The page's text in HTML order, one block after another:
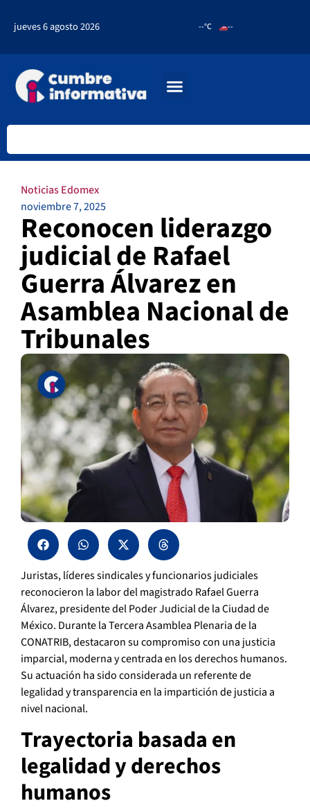
jueves 6 agosto 2026 --°C --
Noticias Edomex
noviembre 7, 2025
Reconocen liderazgo
judicial de Rafael
Guerra Álvarez en
Asamblea Nacional de
Tribunales
Juristas, líderes sindicales y funcionarios judiciales
reconocieron la labor del magistrado Rafael Guerra
Álvarez, presidente del Poder Judicial de la Ciudad de
México. Durante la Tercera Asamblea Plenaria de la
CONATRIB, destacaron su compromiso con una justicia
imparcial, moderna y centrada en los derechos humanos.
Su actuación ha sido considerada un referente de
legalidad y transparencia en la impartición de justicia a
nivel nacional.
Trayectoria basada en
legalidad y derechos
humanos